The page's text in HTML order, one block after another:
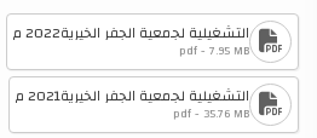
التشغيلية لجمعية الجفر الخيرية2022 م
pdf - 7.95 MB
التشغيلية لجمعية الجفر الخيرية2021 م
pdf - 35.76 MB